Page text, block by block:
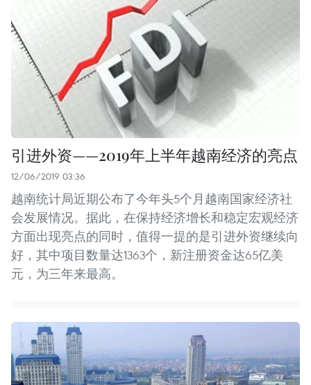
引进外资——2019年上半年越南经济的亮点
12/06/2019 03:36
越南统计局近期公布了今年头5个月越南国家经济社
会发展情况。据此，在保持经济增长和稳定宏观经济
方面出现亮点的同时，值得一提的是引进外资继续向
好，其中项目数量达1363个，新注册资金达65亿美
元，为三年来最高。